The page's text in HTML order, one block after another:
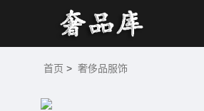
首页 > 奢侈品服饰